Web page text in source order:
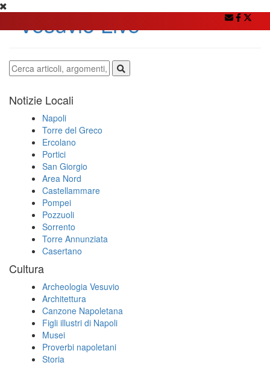
Notizie Locali
Napoli
Torre del Greco
Ercolano
Portici
San Giorgio
Area Nord
Castellammare
Pompei
Pozzuoli
Sorrento
Torre Annunziata
Casertano
Cultura
Archeologia Vesuvio
Architettura
Canzone Napoletana
Figli illustri di Napoli
Musei
Proverbi napoletani
Storia